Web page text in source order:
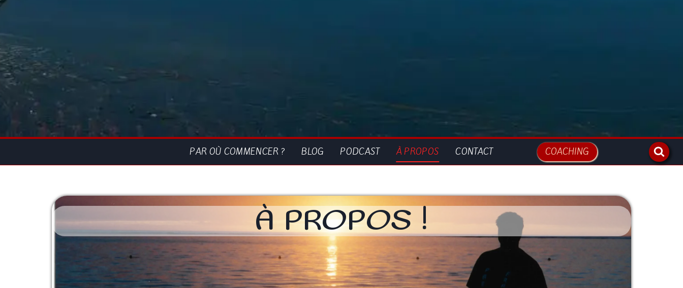
PAR OÙ COMMENCER ? BLOG PODCAST À PROPOS CONTACT COACHING
À PROPOS !